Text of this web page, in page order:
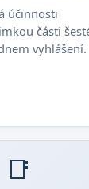
účinnosti
části
vyhlášení.
📑